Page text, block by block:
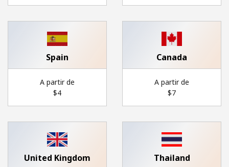
S'inscrire
Bonjour!
Identifiez-vous ou INSCRIVEZ-VOUS →
Spain
A partir de
⁦$4⁩
Canada
A partir de
⁦$7⁩
United Kingdom Thailand